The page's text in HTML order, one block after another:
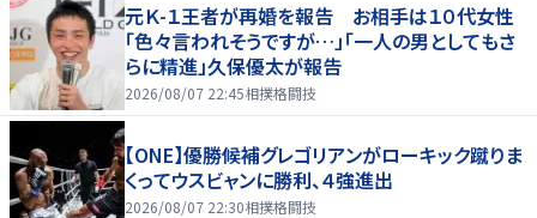
元Ｋ-１王者が再婚を報告 お相手は１０代女性
「色々言われそうですが…」「一人の男としてもさ
らに精進」久保優太が報告
2026/08/07 22:45相撲格闘技
【ONE】優勝候補グレゴリアンがローキック蹴りま
くってウスビャンに勝利、４強進出
2026/08/07 22:30相撲格闘技